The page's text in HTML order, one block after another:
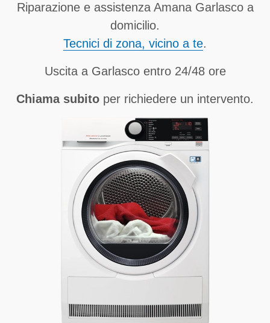
Riparazione e assistenza Amana Garlasco a
domicilio.
Tecnici di zona, vicino a te.
Uscita a Garlasco entro 24/48 ore
Chiama subito per richiedere un intervento.